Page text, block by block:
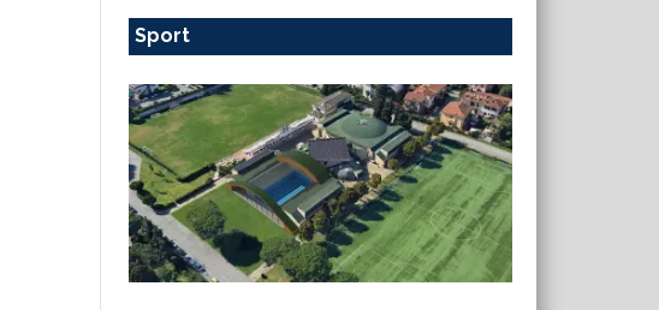
Sport